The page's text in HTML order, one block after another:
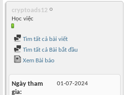
cryptoads12
Học việc
Tìm tất cả bài viết
Tìm tất cả Bài bắt đầu
Xem Bài báo
Ngày tham
gia
01-07-2024